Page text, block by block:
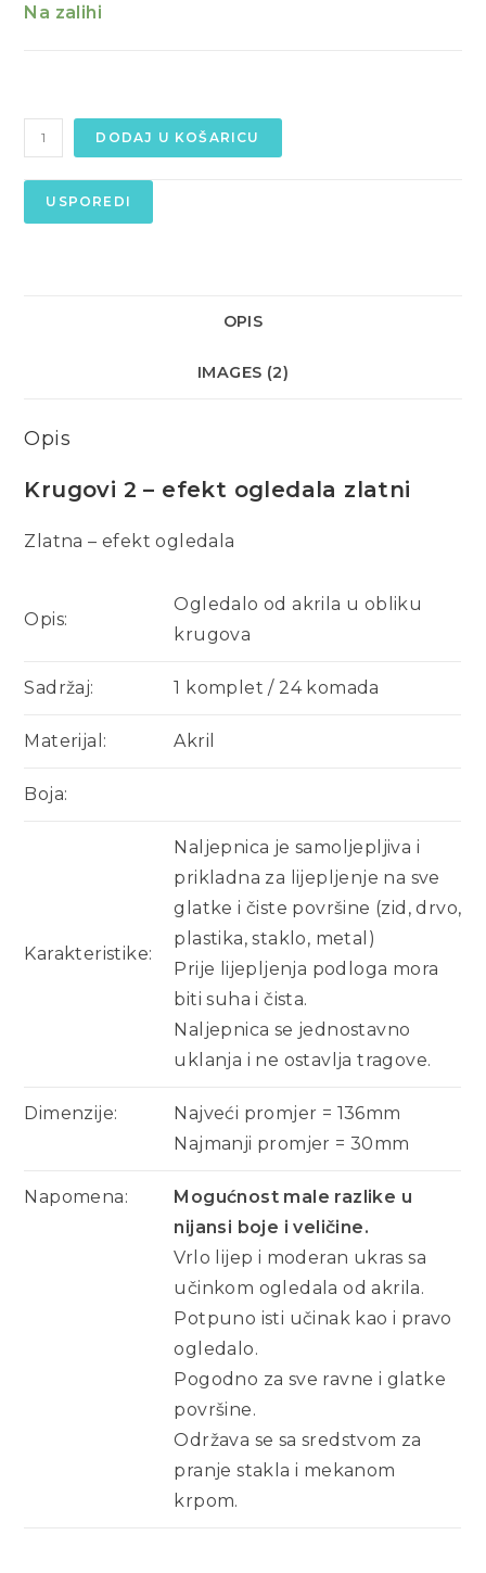
Na zalihi
DODAJ U KOŠARICU
USPOREDI
OPIS
IMAGES (2)
Opis
Krugovi 2 – efekt ogledala zlatni
Zlatna – efekt ogledala
Opis:
Ogledalo od akrila u obliku
krugova
Sadržaj: 1 komplet / 24 komada
Materijal: Akril
Boja:
Karakteristike:
Naljepnica je samoljepljiva i
prikladna za lijepljenje na sve
glatke i čiste površine (zid, drvo,
plastika, staklo, metal)
Prije lijepljenja podloga mora
biti suha i čista.
Naljepnica se jednostavno
uklanja i ne ostavlja tragove.
Dimenzije:
Najveći promjer = 136mm
Najmanji promjer = 30mm
Napomena:
Mogućnost male razlike u
nijansi boje i veličine.
Vrlo lijep i moderan ukras sa
učinkom ogledala od akrila.
Potpuno isti učinak kao i pravo
ogledalo.
Pogodno za sve ravne i glatke
površine.
Održava se sa sredstvom za
pranje stakla i mekanom
krpom.